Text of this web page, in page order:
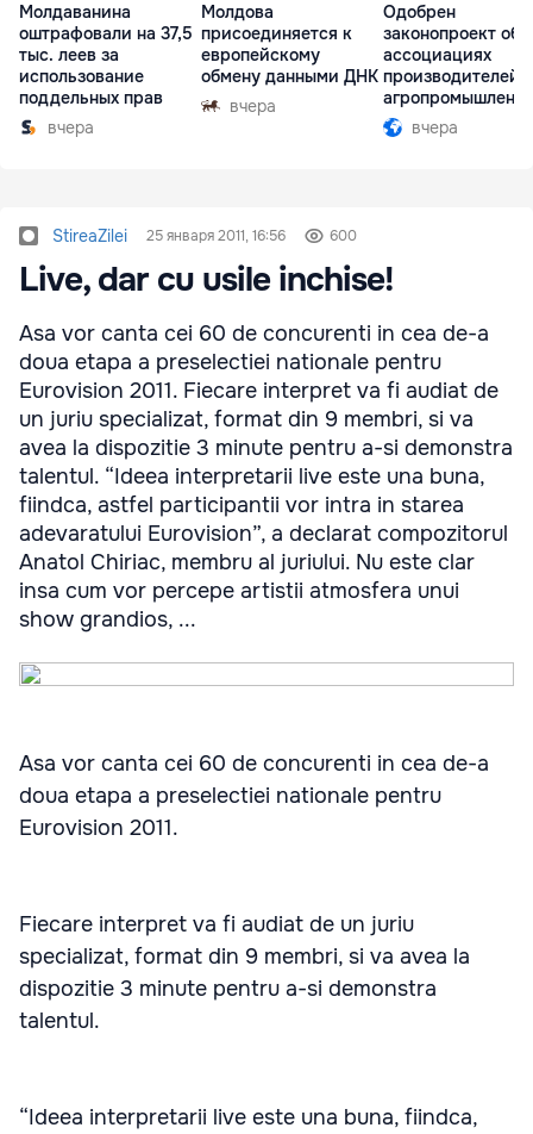
Молдаванина
оштрафовали на 37,5
тыс. леев за
использование
поддельных прав
вчера
Молдова
присоединяется к
европейскому
обмену данными ДНК
вчера
Одобрен
законопроект об
ассоциациях
производителей в
комплексе
вчера
StireaZilei 25 января 2011, 16:56 600
Live, dar cu usile inchise!
Asa vor canta cei 60 de concurenti in cea de-a
doua etapa a preselectiei nationale pentru
Eurovision 2011. Fiecare interpret va fi audiat de
un juriu specializat, format din 9 membri, si va
avea la dispozitie 3 minute pentru a-si demonstra
talentul. “Ideea interpretarii live este una buna,
fiindca, astfel participantii vor intra in starea
adevaratului Eurovision”, a declarat compozitorul
Anatol Chiriac, membru al juriului. Nu este clar
insa cum vor percepe artistii atmosfera unui
show grandios, ...
Asa vor canta cei 60 de concurenti in cea de-a
doua etapa a preselectiei nationale pentru
Eurovision 2011.
Fiecare interpret va fi audiat de un juriu
specializat, format din 9 membri, si va avea la
dispozitie 3 minute pentru a-si demonstra
talentul.
“Ideea interpretarii live este una buna, fiindca,